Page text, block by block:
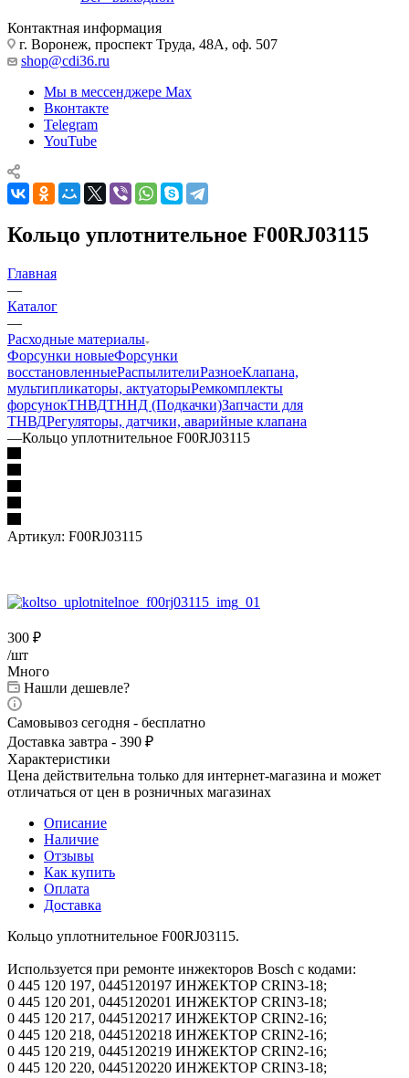
Контактная информация
г. Воронеж, проспект Труда, 48А, оф. 507
shop@cdi36.ru
Мы в мессенджере Max
Вконтакте
Telegram
YouTube
Кольцо уплотнительное F00RJ03115
Главная
—
Каталог
—
Расходные материалы
Форсунки новыеФорсунки
восстановленныеРаспылителиРазноеКлапана,
мультипликаторы, актуаторыРемкомплекты
форсунокТНВДТННД (Подкачки)Запчасти для
ТНВДРегуляторы, датчики, аварийные клапана
—Кольцо уплотнительное F00RJ03115
Артикул: F00RJ03115
300 ₽
/шт
Много
Нашли дешевле?
Самовывоз сегодня - бесплатно
Доставка завтра - 390 ₽
Характеристики
Цена действительна только для интернет-магазина и может
отличаться от цен в розничных магазинах
Описание
Наличие
Отзывы
Как купить
Оплата
Доставка
Кольцо уплотнительное F00RJ03115.
Используется при ремонте инжекторов Bosch с кодами:
0 445 120 197, 0445120197 ИНЖЕКТОР CRIN3-18;
0 445 120 201, 0445120201 ИНЖЕКТОР CRIN3-18;
0 445 120 217, 0445120217 ИНЖЕКТОР CRIN2-16;
0 445 120 218, 0445120218 ИНЖЕКТОР CRIN2-16;
0 445 120 219, 0445120219 ИНЖЕКТОР CRIN2-16;
0 445 120 220, 0445120220 ИНЖЕКТОР CRIN3-18;